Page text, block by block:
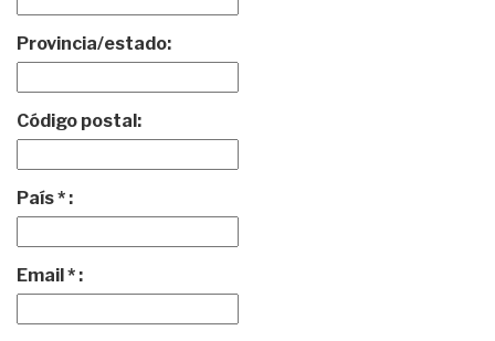
Provincia/estado:
Código postal:
País * :
Email * :